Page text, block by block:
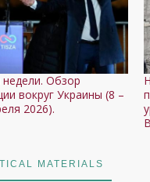
недели. Обзор
вокруг Украины (8 –
2026).
MATERIALS